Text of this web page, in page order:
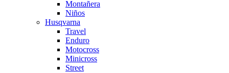
Montañera
Niños
Husqvarna
Travel
Enduro
Motocross
Minicross
Street